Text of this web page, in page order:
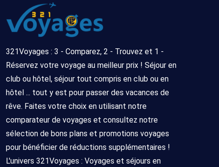
321Voyages : 3 - Comparez, 2 - Trouvez et 1 -
Réservez votre voyage au meilleur prix ! Séjour en
club ou hôtel, séjour tout compris en club ou en
hôtel ... tout y est pour passer des vacances de
rêve. Faites votre choix en utilisant notre
comparateur de voyages et consultez notre
sélection de bons plans et promotions voyages
pour bénéficier de réductions supplémentaires !
L'univers 321Voyages : Voyages et séjours en